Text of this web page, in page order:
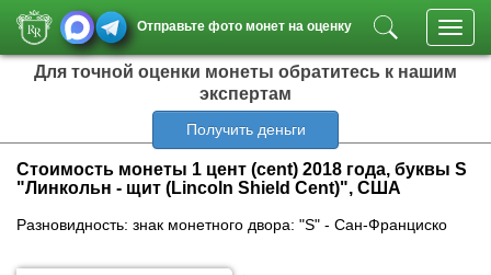
Отправьте фото монет на оценку
Для точной оценки монеты обратитесь к нашим
экспертам
Получить деньги
Стоимость монеты 1 цент (cent) 2018 года, буквы S
"Линкольн - щит (Lincoln Shield Cent)", США
Разновидность: знак монетного двора: "S" - Сан-Франциско